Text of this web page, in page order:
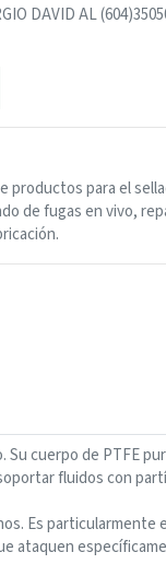
DAVID AL
productos para el
de fugas en vivo,
cuerpo de PTFE
fluidos con
Es